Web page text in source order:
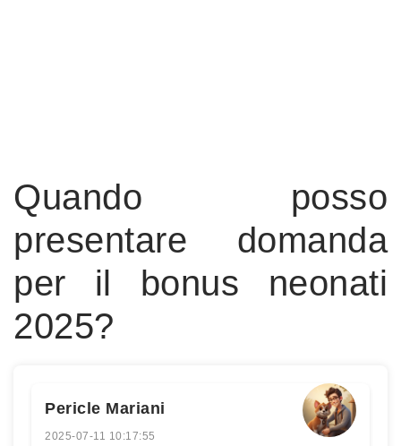
Quando posso
presentare domanda
per il bonus neonati
2025?
Pericle Mariani
2025-07-11 10:17:55